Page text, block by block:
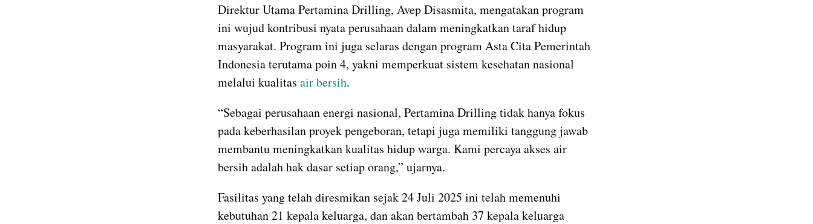
Direktur Utama Pertamina Drilling, Avep Disasmita, mengatakan program
ini wujud kontribusi nyata perusahaan dalam meningkatkan taraf hidup
masyarakat. Program ini juga selaras dengan program Asta Cita Pemerintah
Indonesia terutama poin 4, yakni memperkuat sistem kesehatan nasional
melalui kualitas air bersih.
“Sebagai perusahaan energi nasional, Pertamina Drilling tidak hanya fokus
pada keberhasilan proyek pengeboran, tetapi juga memiliki tanggung jawab
membantu meningkatkan kualitas hidup warga. Kami percaya akses air
bersih adalah hak dasar setiap orang,” ujarnya.
Fasilitas yang telah diresmikan sejak 24 Juli 2025 ini telah memenuhi
kebutuhan 21 kepala keluarga, dan akan bertambah 37 kepala keluarga